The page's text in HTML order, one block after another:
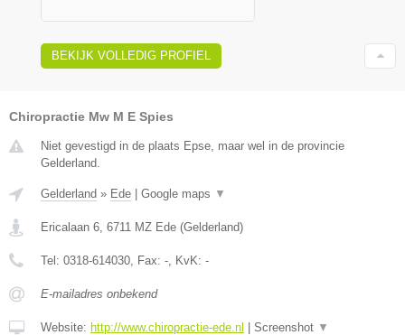
BEKIJK VOLLEDIG PROFIEL
Chiropractie Mw M E Spies
Niet gevestigd in de plaats Epse, maar wel in de provincie
Gelderland.
Gelderland » Ede | Google maps ▼
Ericalaan 6 6711 MZ Ede (Gelderland)
Tel: 0318-614030 , Fax: - , KvK: -
E-mailadres onbekend
Website: http://www.chiropractie-ede.nl | Screenshot ▼